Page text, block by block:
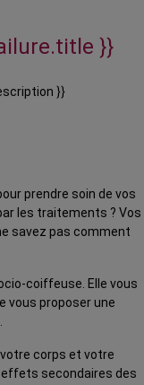
}}
}}
prendre soin de vos
les traitements ? Vos
savez pas comment
coiffeuse. Elle vous
vous proposer une
corps et votre
effets secondaires des